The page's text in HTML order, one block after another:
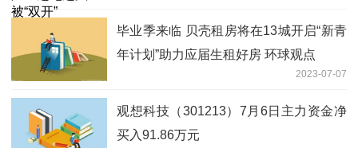
毕业季来临 贝壳租房将在13城开启“新青
年计划”助力应届生租好房 环球观点
2023-07-07
观想科技（301213）7月6日主力资金净
买入91.86万元